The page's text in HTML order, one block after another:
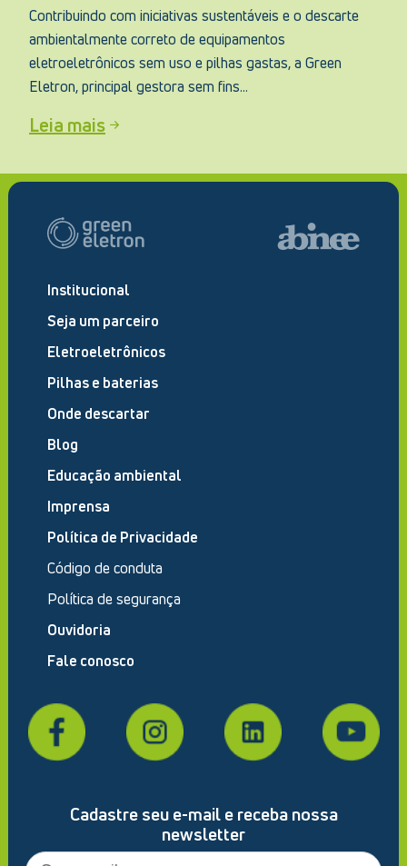
Contribuindo com iniciativas sustentáveis e o descarte
ambientalmente correto de equipamentos
eletroeletrônicos sem uso e pilhas gastas, a Green
Eletron, principal gestora sem fins...
Leia mais
Institucional
Seja um parceiro
Eletroeletrônicos
Pilhas e baterias
Onde descartar
Blog
Educação ambiental
Imprensa
Política de Privacidade
Código de conduta
Política de segurança
Ouvidoria
Fale conosco
Cadastre seu e-mail e receba nossa
newsletter